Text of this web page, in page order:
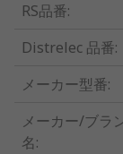
RS品番:
Distrelec 品番:
メーカー型番:
メーカー/ブラ
名: